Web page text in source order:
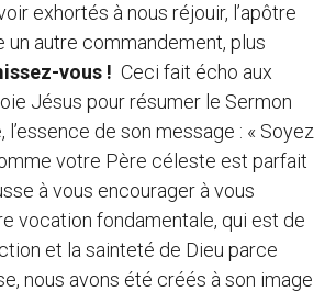
exhortés à nous réjouir, l’apôtre
un autre commandement, plus
vous ! Ceci fait écho aux
Jésus pour résumer le Sermon
l’essence de son message : « Soyez
votre Père céleste est parfait
à vous encourager à vous
vocation fondamentale, qui est de
et la sainteté de Dieu parce
nous avons été créés à son image